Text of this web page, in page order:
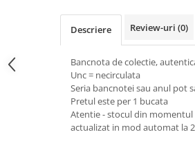
cu 1 buzunar
Bancnote straine
Bancnote America
Bancnote Asia
Bancnote Australia si Oceania
Bancnote Europa
Descriere Review-uri (0)
Bancnota de colectie,
Unc = necirculata
Seria bancnotei sau anul pot
Pretul este per 1 bucata
Atentie - stocul din momentul
actualizat in mod automat la